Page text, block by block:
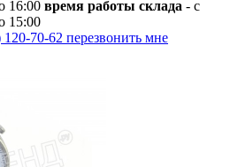
16:00 время работы склада - с
15:00
120-70-62 перезвонить мне